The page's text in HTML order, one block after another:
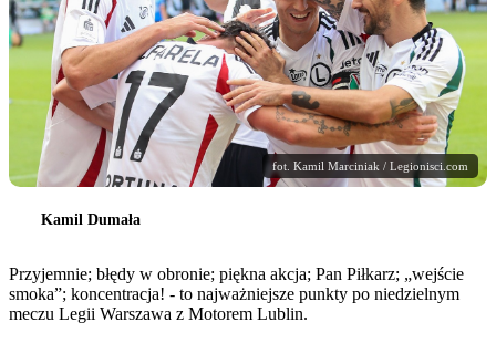
fot. Kamil Marciniak / Legionisci.com
Kamil Dumała
Przyjemnie; błędy w obronie; piękna akcja; Pan Piłkarz; „wejście
smoka”; koncentracja! - to najważniejsze punkty po niedzielnym
meczu Legii Warszawa z Motorem Lublin.